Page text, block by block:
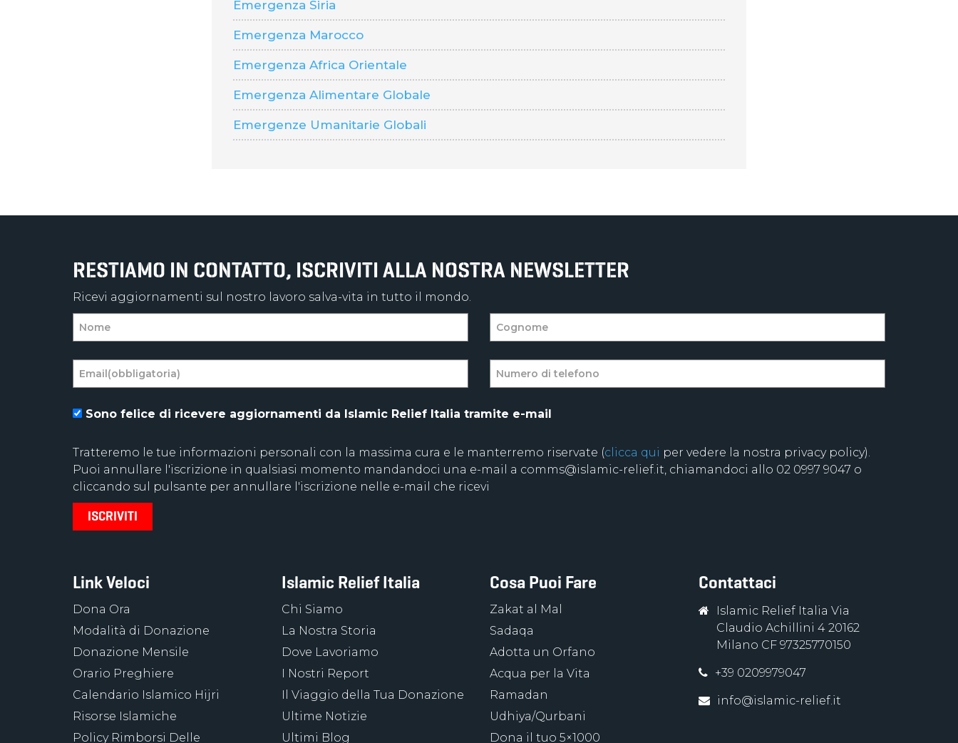
Emergenza Siria
Emergenza Marocco
Emergenza Africa Orientale
Emergenza Alimentare Globale
Emergenze Umanitarie Globali
RESTIAMO IN CONTATTO, ISCRIVITI ALLA NOSTRA NEWSLETTER
Ricevi aggiornamenti sul nostro lavoro salva-vita in tutto il mondo.
Sono felice di ricevere aggiornamenti da Islamic Relief Italia tramite e-mail
Tratteremo le tue informazioni personali con la massima cura e le manterremo riservate (clicca qui per vedere la nostra privacy policy).
Puoi annullare l'iscrizione in qualsiasi momento mandandoci una e-mail a comms@islamic-relief.it, chiamandoci allo 02 0997 9047 o
cliccando sul pulsante per annullare l'iscrizione nelle e-mail che ricevi
Link Veloci
Dona Ora
Modalità di Donazione
Donazione Mensile
Orario Preghiere
Calendario Islamico Hijri
Risorse Islamiche
Policy Rimborsi Delle
Islamic Relief Italia
Chi Siamo
La Nostra Storia
Dove Lavoriamo
I Nostri Report
Il Viaggio della Tua Donazione
Ultime Notizie
Ultimi Blog
Cosa Puoi Fare
Zakat al Mal
Sadaqa
Adotta un Orfano
Acqua per la Vita
Ramadan
Udhiya/Qurbani
Dona il tuo 5×1000
Contattaci
Islamic Relief Italia Via
Claudio Achillini 4 20162
Milano CF 97325770150
+39 0209979047
info@islamic-relief.it